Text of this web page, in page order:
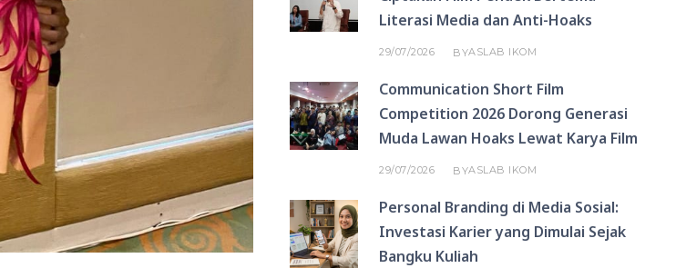
Literasi Media dan Anti-Hoaks
29/07/2026 BYASLAB IKOM
Communication Short Film
Competition 2026 Dorong Generasi
Muda Lawan Hoaks Lewat Karya Film
29/07/2026 BYASLAB IKOM
Personal Branding di Media Sosial:
Investasi Karier yang Dimulai Sejak
Bangku Kuliah